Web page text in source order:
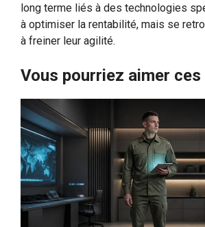
long terme liés à des technologies
à optimiser la rentabilité, mais se
à freiner leur agilité.
Vous pourriez aimer